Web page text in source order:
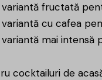
fructată
cu cafea
mai intensă
cocktailuri de